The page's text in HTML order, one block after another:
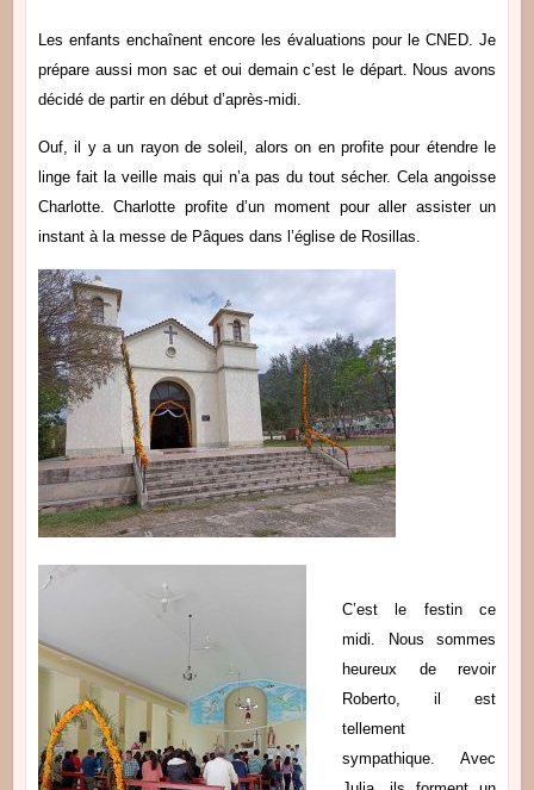
Les enfants enchaînent encore les évaluations pour le CNED.Je
prépare aussi mon sac et oui demain c’est le départ. Nous avons
décidé de partir en début d’après-midi.
Ouf, il y a un rayon de soleil, alors on en profite pour étendre le
linge fait la veille mais qui n’a pas du tout sécher. Cela angoisse
Charlotte.Charlotte profite d’un moment pour aller assister un
instant à la messe de Pâques dans l’église de Rosillas.
C’est le festin ce
midi. Nous sommes
heureux de revoir
Roberto, il est
tellement
sympathique. Avec